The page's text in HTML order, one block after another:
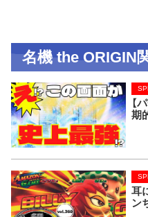
名機 the ORIGIN
【
期
耳
ン